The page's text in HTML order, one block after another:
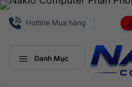
Bỏ
qua
Hotline Mua hàng
Danh Mục